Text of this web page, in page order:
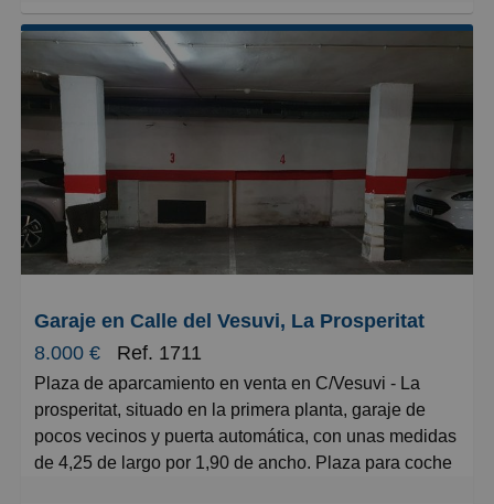
requiera visibilidad y acceso directo desde la vía
pública.
El local cuenta con una distribución inteligente
dividida en tres espacios diferenciados, permitiéndote
organizar el negocio según tus necesidades
específicas. Esta versatilidad lo convierte en una
solución adaptable para comercios, oficinas,
consultorios o servicios profesionales.
Este local comercial representa una oportunidad
buscan establecerse en una zona con excelente
visibilidad y accesibilidad. No dejes pasar la ocasión
de consolidar tu negocio en un espacio profesional y
bien distribuido. ¡Contacta con nosotros hoy mismo
para una visita sin compromiso!
Garaje en Calle del Vesuvi, La Prosperitat
8.000 €
Ref. 1711
Plaza de aparcamiento en venta en C/Vesuvi - La
prosperitat, situado en la primera planta, garaje de
pocos vecinos y puerta automática, con unas medidas
de 4,25 de largo por 1,90 de ancho. Plaza para coche